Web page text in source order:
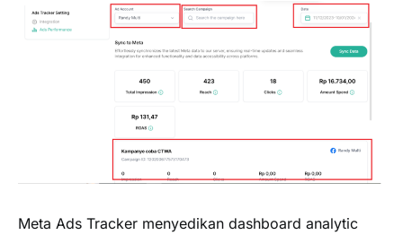
Meta Ads Tracker menyedikan dashboard analytic